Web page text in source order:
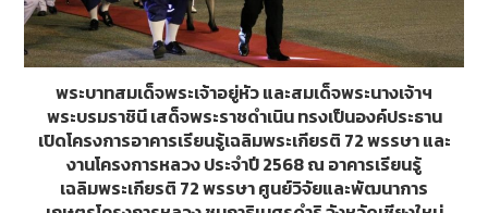
พระบาทสมเด็จพระเจ้าอยู่หัว และสมเด็จพระนางเจ้าฯ
พระบรมราชินี เสด็จพระราชดำเนิน ทรงเป็นองค์ประธาน
เปิดโครงการอาคารเรียนรู้เฉลิมพระเกียรติ 72 พรรษา และ
งานโครงการหลวง ประจำปี 2568 ณ อาคารเรียนรู้
เฉลิมพระเกียรติ 72 พรรษา ศูนย์วิจัยและพัฒนาการ